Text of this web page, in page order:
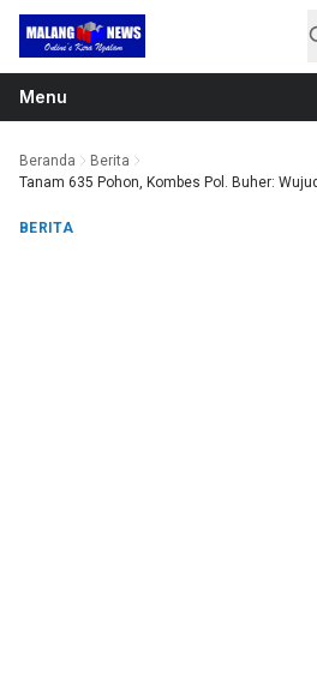
Langsung ke konten
Menu
Beranda
Berita
Tanam 635 Pohon, Kombes Pol. Buher:
BERITA